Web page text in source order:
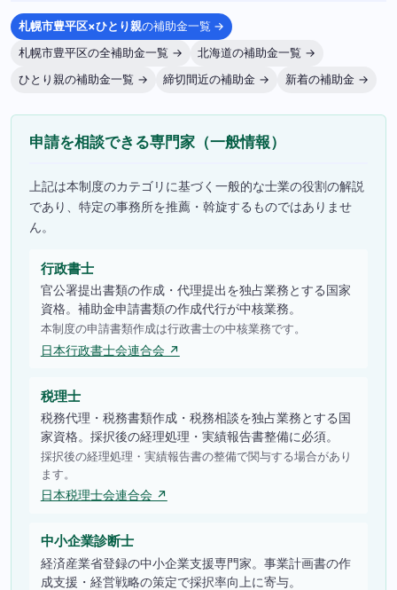
札幌市豊平区×ひとり親の補助金一覧 →
札幌市豊平区の全補助金一覧 →
北海道の補助金一覧 →
ひとり親の補助金一覧 →
締切間近の補助金 → 新着の補助金 →
申請を相談できる専門家（一般情報）
上記は本制度のカテゴリに基づく一般的な士業の役割の解説
であり、特定の事務所を推薦・斡旋するものではありませ
ん。
行政書士
官公署提出書類の作成・代理提出を独占業務とする国家
資格。補助金申請書類の作成代行が中核業務。
本制度の申請書類作成は行政書士の中核業務です。
日本行政書士会連合会 ↗
税理士
税務代理・税務書類作成・税務相談を独占業務とする国
家資格。採択後の経理処理・実績報告書整備に必須。
採択後の経理処理・実績報告書の整備で関与する場合があり
ます。
日本税理士会連合会 ↗
中小企業診断士
経済産業省登録の中小企業支援専門家。事業計画書の作
成支援・経営戦略の策定で採択率向上に寄与。